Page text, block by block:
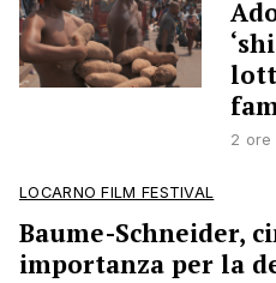
2 ore
LOCARNO FILM FESTIVAL
Baume-Schneider,
importanza per la